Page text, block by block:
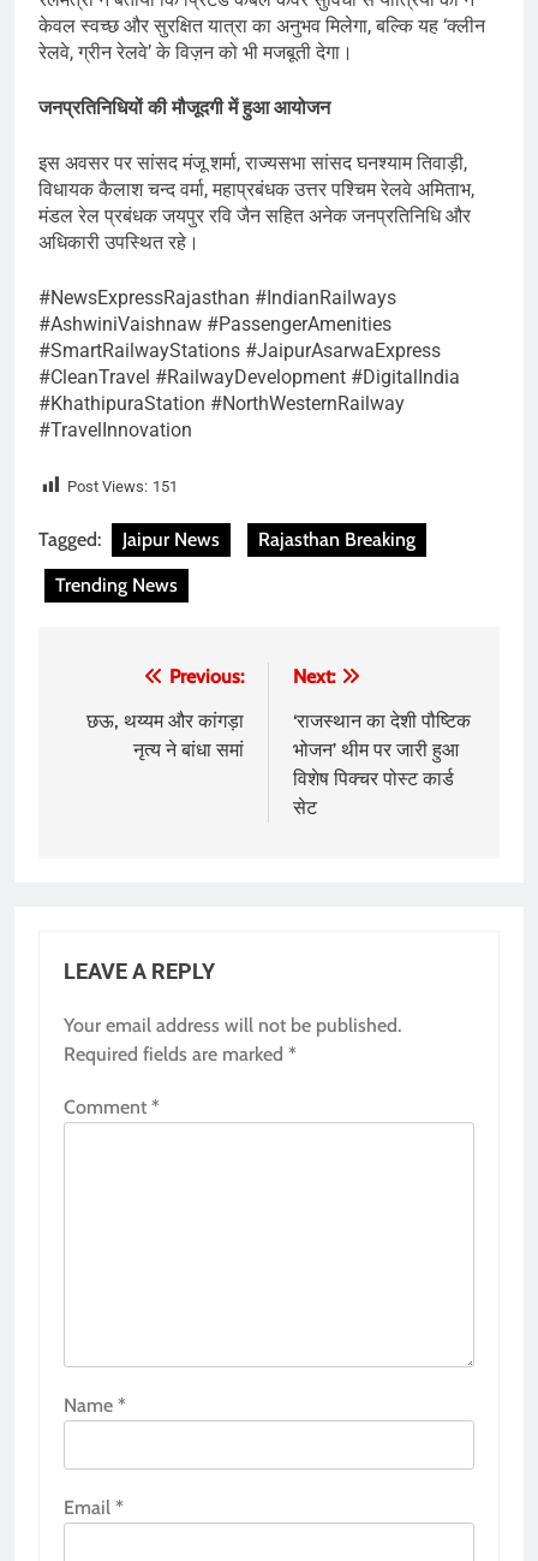
केवल स्वच्छ और सुरक्षित यात्रा का अनुभव मिलेगा, बल्कि यह ‘क्लीन
रेलवे, ग्रीन रेलवे’ के विज़न को भी मजबूती देगा।
जनप्रतिनिधियों की मौजूदगी में हुआ आयोजन
इस अवसर पर सांसद मंजू शर्मा, राज्यसभा सांसद घनश्याम तिवाड़ी,
विधायक कैलाश चन्द वर्मा, महाप्रबंधक उत्तर पश्चिम रेलवे अमिताभ,
मंडल रेल प्रबंधक जयपुर रवि जैन सहित अनेक जनप्रतिनिधि और
अधिकारी उपस्थित रहे।
#NewsExpressRajasthan #IndianRailways
#AshwiniVaishnaw #PassengerAmenities
#SmartRailwayStations #JaipurAsarwaExpress
#CleanTravel #RailwayDevelopment #DigitalIndia
#KhathipuraStation #NorthWesternRailway
#TravelInnovation
Post Views: 151
Tagged: Jaipur News
Rajasthan Breaking
Trending News
navigation
Previous:
छऊ, थय्यम और कांगड़ा
नृत्य ने बांधा समां
Next:
‘राजस्थान का देशी पौष्टिक
भोजन’ थीम पर जारी हुआ
विशेष पिक्चर पोस्ट कार्ड
सेट
LEAVE A REPLY
Your email address will not be published.
Required fields are marked *
Comment *
Name *
Email *